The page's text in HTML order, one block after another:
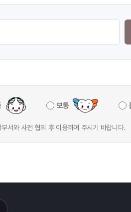
보통
서와 사전 협의 후 이용하여 주시기 바랍니다.